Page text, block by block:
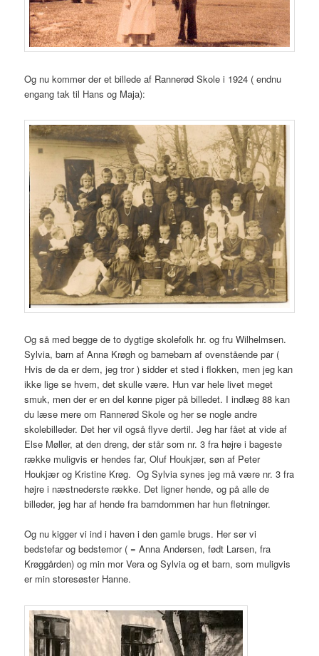
Og nu kommer der et billede af Rannerød Skole i 1924 ( endnu
engang tak til Hans og Maja):
Og så med begge de to dygtige skolefolk hr. og fru Wilhelmsen.
Sylvia, barn af Anna Krøgh og barnebarn af ovenstående par (
Hvis de da er dem, jeg tror ) sidder et sted i flokken, men jeg kan
ikke lige se hvem, det skulle være. Hun var hele livet meget
smuk, men der er en del kønne piger på billedet. I indlæg 88 kan
du læse mere om Rannerød Skole og her se nogle andre
skolebilleder. Det her vil også flyve dertil. Jeg har fået at vide af
Else Møller, at den dreng, der står som nr. 3 fra højre i bageste
række muligvis er hendes far, Oluf Houkjær, søn af Peter
Houkjær og Kristine Krøg. Og Sylvia synes jeg må være nr. 3 fra
højre i næstnederste række. Det ligner hende, og på alle de
billeder, jeg har af hende fra barndommen har hun fletninger.
Og nu kigger vi ind i haven i den gamle brugs. Her ser vi
bedstefar og bedstemor ( = Anna Andersen, født Larsen, fra
Krøggården) og min mor Vera og Sylvia og et barn, som muligvis
er min storesøster Hanne.